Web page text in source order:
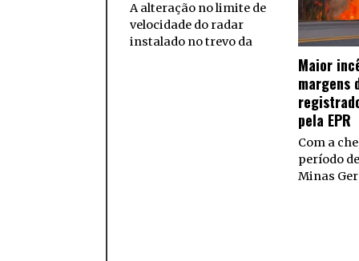
A alteração no limite de
velocidade do radar
instalado no trevo da
Maior
margens
pela EPR
Com a
período
Minas